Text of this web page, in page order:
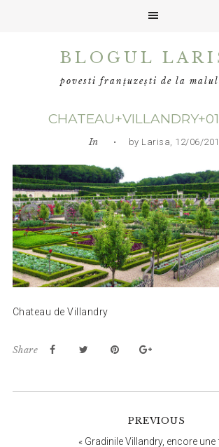
BLOGUL
povesti franțuzești de la
In • by Larisa, 12/06/
Chateau de Villandry
Share
PREVIOUS
« Gradinile Villandry, encore une